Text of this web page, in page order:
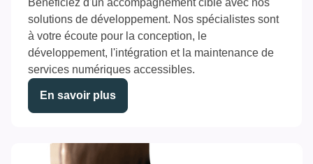
Bénéficiez d'un accompagnement ciblé avec nos
solutions de développement. Nos spécialistes sont
à votre écoute pour la conception, le
développement, l'intégration et la maintenance de
services numériques accessibles.
En savoir plus